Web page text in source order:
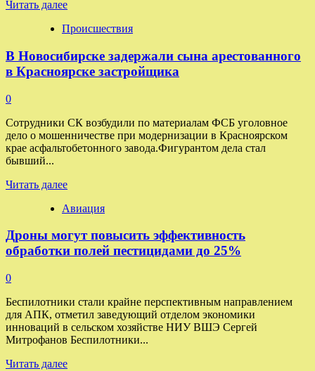
Читать далееПрочитать
о
Ротавирус
мог
стать
в
частном
соццентре
на
Происшествия
В Новосибирске задержали сына арестованного
в Красноярске застройщика
0
Сотрудники СК возбудили по материалам ФСБ уголовное
дело о мошенничестве при модернизации в Красноярском
крае асфальтобетонного завода.Фигурантом дела стал
бывший...
Читать далееПрочитать
о
Новосибирске
задержали
сына
Красноярске
застройщика
Авиация
Дроны могут повысить эффективность
обработки полей пестицидами до 25%
0
Беспилотники стали крайне перспективным направлением
для АПК, отметил заведующий отделом экономики
инноваций в сельском хозяйстве НИУ ВШЭ Сергей
Митрофанов Беспилотники...
Читать далееПрочитать